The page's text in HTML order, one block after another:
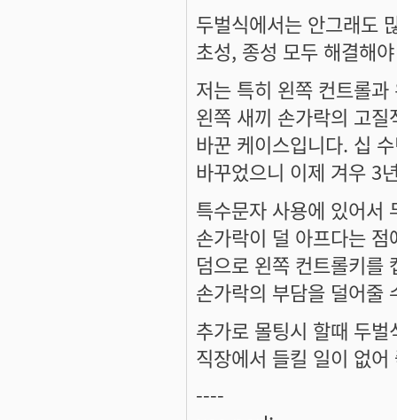
두벌식에서는 안그래도
초성, 종성 모두 해결해
저는 특히 왼쪽 컨트롤
왼쪽 새끼 손가락의 고
바꾼 케이스입니다. 십
바꾸었으니 이제 겨우 3
특수문자 사용에 있어서
손가락이 덜 아프다는
덤으로 왼쪽 컨트롤키를
손가락의 부담을 덜어줄
추가로 몰팅시 할때 두
직장에서 들킬 일이 없
----